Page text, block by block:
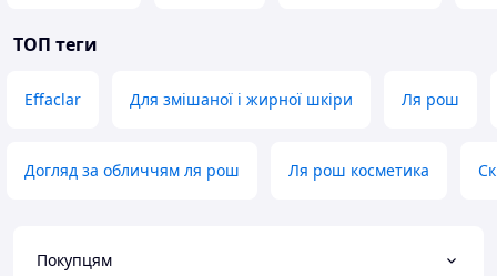
ТОП теги
Effaclar Для змішаної і жирної шкіри Ля рош
Догляд за обличчям ля рош Ля рош косметика
Покупцям